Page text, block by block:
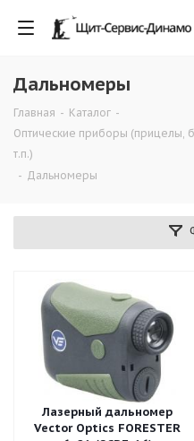
Дальномеры
Главная - Каталог -
Оптические приборы (прицелы,
т.п.)
- Дальномеры
Лазерный дальномер
Vector Optics FORESTER